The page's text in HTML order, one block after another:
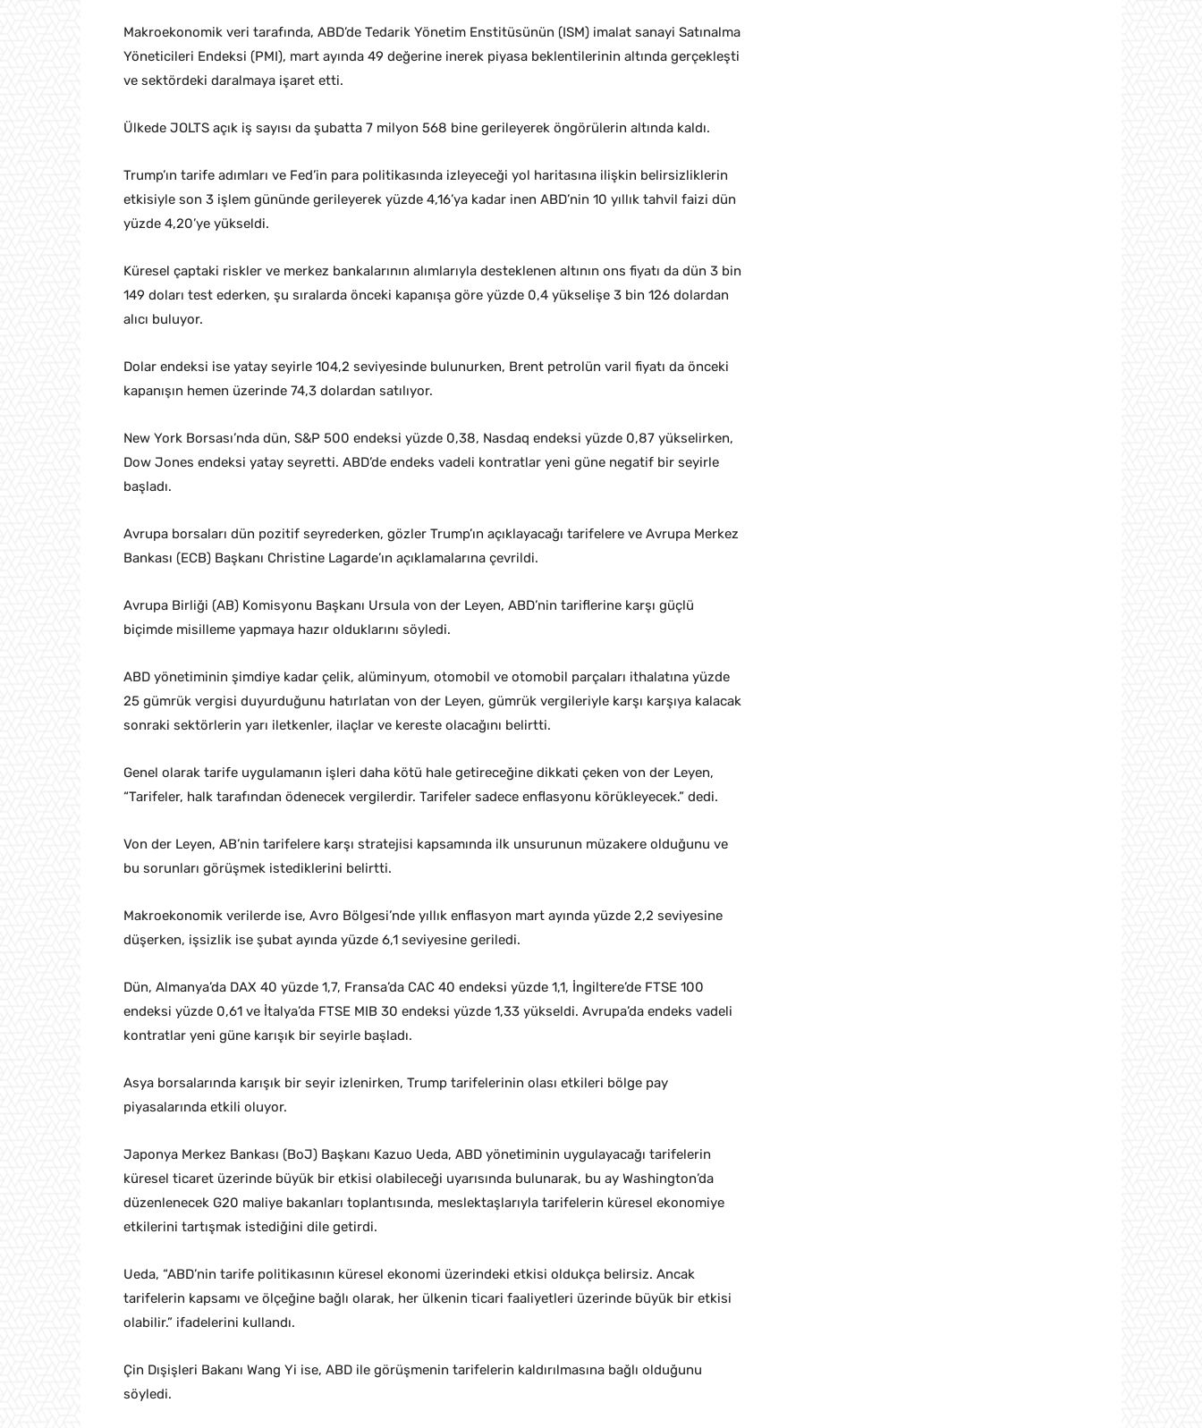
Makroekonomik veri tarafında, ABD’de Tedarik Yönetim Enstitüsünün (ISM) imalat sanayi Satınalma
Yöneticileri Endeksi (PMI), mart ayında 49 değerine inerek piyasa beklentilerinin altında gerçekleşti
ve sektördeki daralmaya işaret etti.
Ülkede JOLTS açık iş sayısı da şubatta 7 milyon 568 bine gerileyerek öngörülerin altında kaldı.
Trump’ın tarife adımları ve Fed’in para politikasında izleyeceği yol haritasına ilişkin belirsizliklerin
etkisiyle son 3 işlem gününde gerileyerek yüzde 4,16’ya kadar inen ABD’nin 10 yıllık tahvil faizi dün
yüzde 4,20’ye yükseldi.
Küresel çaptaki riskler ve merkez bankalarının alımlarıyla desteklenen altının ons fiyatı da dün 3 bin
149 doları test ederken, şu sıralarda önceki kapanışa göre yüzde 0,4 yükselişe 3 bin 126 dolardan
alıcı buluyor.
Dolar endeksi ise yatay seyirle 104,2 seviyesinde bulunurken, Brent petrolün varil fiyatı da önceki
kapanışın hemen üzerinde 74,3 dolardan satılıyor.
New York Borsası’nda dün, S&P 500 endeksi yüzde 0,38, Nasdaq endeksi yüzde 0,87 yükselirken,
Dow Jones endeksi yatay seyretti. ABD’de endeks vadeli kontratlar yeni güne negatif bir seyirle
başladı.
Avrupa borsaları dün pozitif seyrederken, gözler Trump’ın açıklayacağı tarifelere ve Avrupa Merkez
Bankası (ECB) Başkanı Christine Lagarde’ın açıklamalarına çevrildi.
Avrupa Birliği (AB) Komisyonu Başkanı Ursula von der Leyen, ABD’nin tariflerine karşı güçlü
biçimde misilleme yapmaya hazır olduklarını söyledi.
ABD yönetiminin şimdiye kadar çelik, alüminyum, otomobil ve otomobil parçaları ithalatına yüzde
25 gümrük vergisi duyurduğunu hatırlatan von der Leyen, gümrük vergileriyle karşı karşıya kalacak
sonraki sektörlerin yarı iletkenler, ilaçlar ve kereste olacağını belirtti.
Genel olarak tarife uygulamanın işleri daha kötü hale getireceğine dikkati çeken von der Leyen,
“Tarifeler, halk tarafından ödenecek vergilerdir. Tarifeler sadece enflasyonu körükleyecek.” dedi.
Von der Leyen, AB’nin tarifelere karşı stratejisi kapsamında ilk unsurunun müzakere olduğunu ve
bu sorunları görüşmek istediklerini belirtti.
Makroekonomik verilerde ise, Avro Bölgesi’nde yıllık enflasyon mart ayında yüzde 2,2 seviyesine
düşerken, işsizlik ise şubat ayında yüzde 6,1 seviyesine geriledi.
Dün, Almanya’da DAX 40 yüzde 1,7, Fransa’da CAC 40 endeksi yüzde 1,1, İngiltere’de FTSE 100
endeksi yüzde 0,61 ve İtalya’da FTSE MIB 30 endeksi yüzde 1,33 yükseldi. Avrupa’da endeks vadeli
kontratlar yeni güne karışık bir seyirle başladı.
Asya borsalarında karışık bir seyir izlenirken, Trump tarifelerinin olası etkileri bölge pay
piyasalarında etkili oluyor.
Japonya Merkez Bankası (BoJ) Başkanı Kazuo Ueda, ABD yönetiminin uygulayacağı tarifelerin
küresel ticaret üzerinde büyük bir etkisi olabileceği uyarısında bulunarak, bu ay Washington’da
düzenlenecek G20 maliye bakanları toplantısında, meslektaşlarıyla tarifelerin küresel ekonomiye
etkilerini tartışmak istediğini dile getirdi.
Ueda, “ABD’nin tarife politikasının küresel ekonomi üzerindeki etkisi oldukça belirsiz. Ancak
tarifelerin kapsamı ve ölçeğine bağlı olarak, her ülkenin ticari faaliyetleri üzerinde büyük bir etkisi
olabilir.” ifadelerini kullandı.
Çin Dışişleri Bakanı Wang Yi ise, ABD ile görüşmenin tarifelerin kaldırılmasına bağlı olduğunu
söyledi.